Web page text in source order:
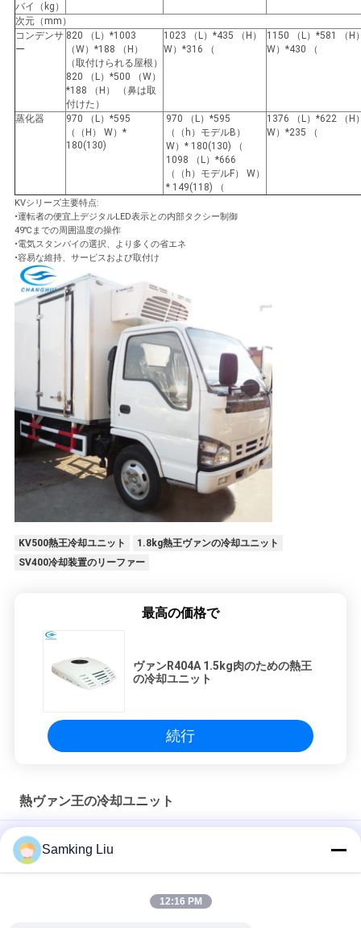
バイ（kg）
次元（mm）
コンデンサ
ー
820 （L）*1003
（W）*188 （H）
（取付けられる屋根）
820 （L）*500 （W）
*188 （H） （鼻は取
付けた）
1023 （L）*435 （H）
W）*316 （
1150 （L）*581 （H
W）*430 （
蒸化器
970 （L）*595
（（H） W）*
180(130)
970 （L）*595
（（h）モデルB）
W）* 180(130) （
1098 （L）*666
（（h）モデルF） W）
* 149(118) （
1376 （L）*622 （H
W）*235 （
KVシリーズ主要特点:
•運転者の便宜上デジタルLED表示との内部タクシー制御
49℃までの周囲温度の操作
•電気スタンバイの選択、より多くの省エネ
•容易な維持、サービスおよび取付け
KV500熱王冷却ユニット
1.8kg熱王ヴァンの冷却ユニット
SV400冷却装置のリーファー
最高の価格で
ヴァンR404A 1.5kg肉のための熱王
の冷却ユニット
続行
熱ヴァン王の冷却ユニット
サーモ・キング 維持冷却 2500m3h トラック用冷蔵庫
THERMO KING 6気筒 1.2kg 小型バン冷凍ユニット トラックボデ
Samking Liu
12:16 PM